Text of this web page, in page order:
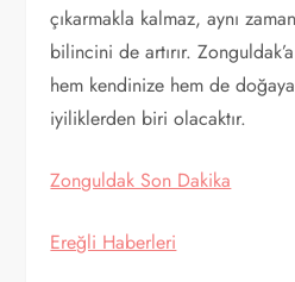
çıkarmakla kalmaz, aynı
bilincini de artırır.
hem kendinize hem de
iyiliklerden biri olacaktır.
Zonguldak Son Dakika
Ereğli Haberleri